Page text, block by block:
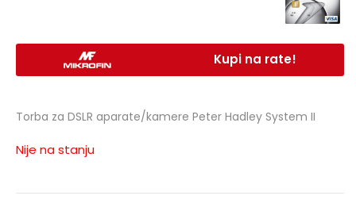
Kupi na rate!
Torba za DSLR aparate/kamere Peter Hadley System II
Nije na stanju